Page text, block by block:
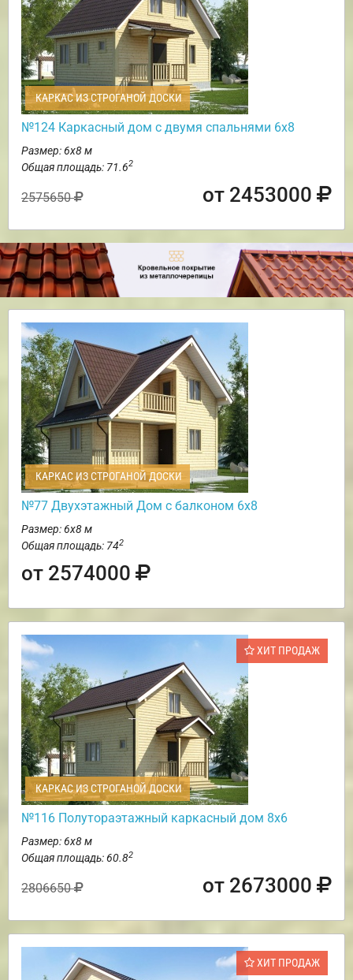
КАРКАС ИЗ СТРОГАНОЙ ДОСКИ
№124 Каркасный дом с двумя спальнями 6х8
Размер: 6х8 м
Общая площадь: 71.62
2575650 от 2453000
КАРКАС ИЗ СТРОГАНОЙ ДОСКИ
№77 Двухэтажный Дом с балконом 6х8
Размер: 6х8 м
Общая площадь: 742
от 2574000
ХИТ ПРОДАЖ
КАРКАС ИЗ СТРОГАНОЙ ДОСКИ
№116 Полутораэтажный каркасный дом 8х6
Размер: 6х8 м
Общая площадь: 60.82
2806650 от 2673000
ХИТ ПРОДАЖ